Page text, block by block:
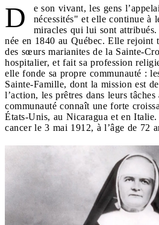
D
e son vivant, les gens
nécessités" et elle continue à
miracles qui lui sont
née en 1840 au Québec. Elle rejoint
des sœurs marianites de la Sainte-
hospitalier, et fait sa profession
elle fonde sa propre communauté :
Sainte-Famille, dont la mission est
l’action, les prêtres dans leurs tâches
communauté connaît une forte
États-Unis, au Nicaragua et en
cancer le 3 mai 1912, à l’âge de 72